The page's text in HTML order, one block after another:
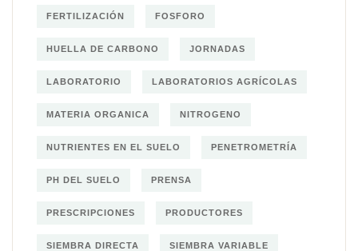
FERTILIZACIÓN FOSFORO
HUELLA DE CARBONO JORNADAS
LABORATORIO LABORATORIOS AGRÍCOLAS
MATERIA ORGANICA NITROGENO
NUTRIENTES EN EL SUELO PENETROMETRÍA
PH DEL SUELO PRENSA
PRESCRIPCIONES PRODUCTORES
SIEMBRA DIRECTA SIEMBRA VARIABLE